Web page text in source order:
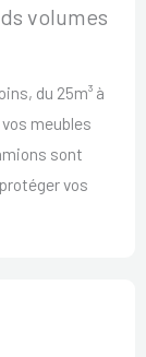
volumes
du 25m³ à
meubles
sont
vos